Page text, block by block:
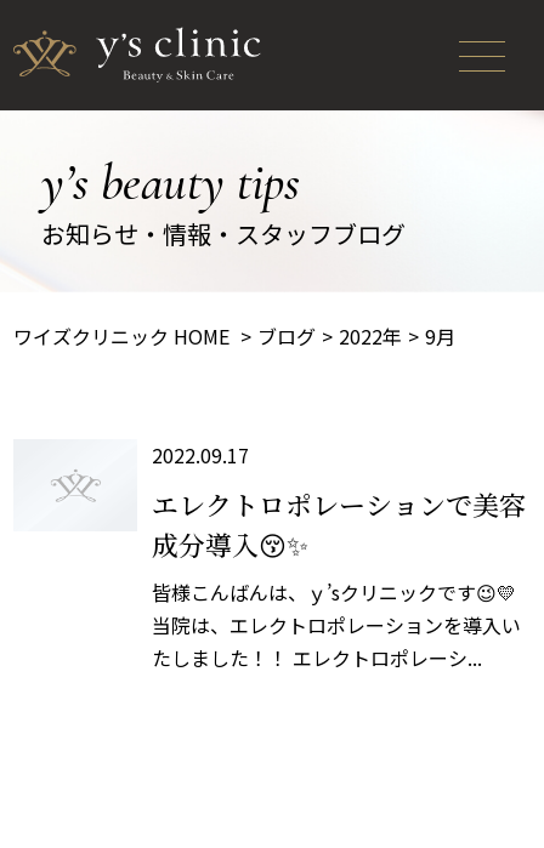
y’s beauty tips
お知らせ・情報・スタッフブログ
ワイズクリニック HOME ブログ 2022年 9月
2022.09.17
エレクトロポレーションで美容
成分導入😚✨
皆様こんばんは、ｙ’sクリニックです😉💛
当院は、エレクトロポレーションを導入い
たしました！！ エレクトロポレーシ...